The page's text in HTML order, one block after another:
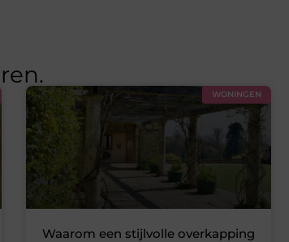
WONINGEN
Waarom een stijlvolle overkapping